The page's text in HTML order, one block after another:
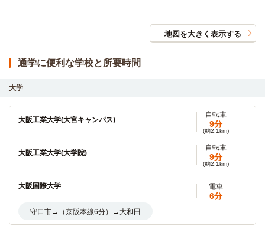
地図を大きく表示する
通学に便利な学校と所要時間
大学
大阪工業大学(大宮キャンパス)
自転車
9分
(約2.1km)
大阪工業大学(大学院)
自転車
9分
(約2.1km)
大阪国際大学 電車
6分
守口市→（京阪本線6分）→大和田